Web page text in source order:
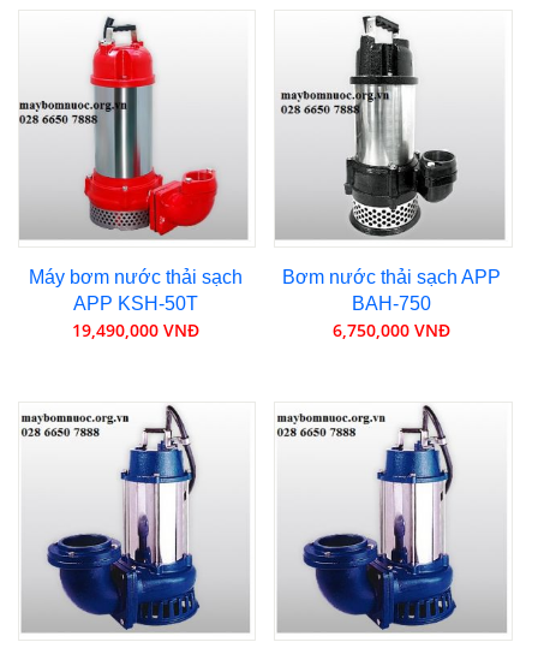
Máy bơm nước thải sạch
APP KSH-50T
19,490,000 VNĐ
Bơm nước thải sạch APP
BAH-750
6,750,000 VNĐ